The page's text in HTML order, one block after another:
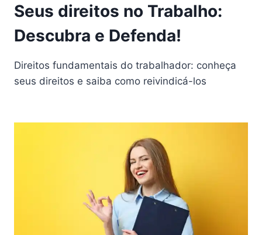
Seus direitos no Trabalho:
Descubra e Defenda!
Direitos fundamentais do trabalhador: conheça
seus direitos e saiba como reivindicá-los